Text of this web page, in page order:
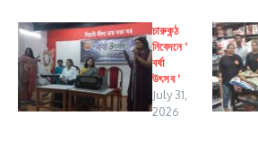
চারুকন্ঠ
নিবেদনে ‘
বর্ষা
উৎসব ‘
July 31,
2026